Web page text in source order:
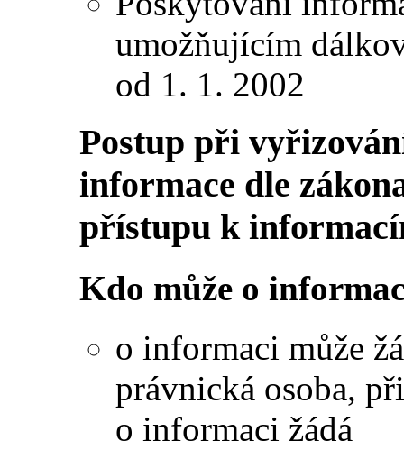
umožňujícím
od 1. 1. 2002
Postup při
informace dle
přístupu k
Kdo může o
o informaci může
právnická osoba,
o informaci žádá